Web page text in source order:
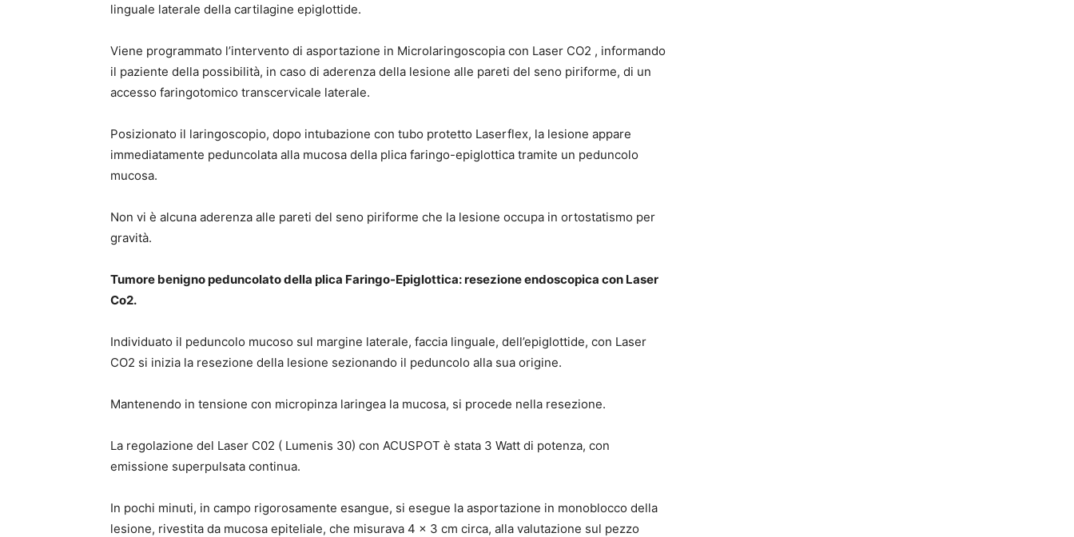
linguale laterale della cartilagine epiglottide.
Viene programmato l’intervento di asportazione in Microlaringoscopia con Laser CO2 , informando
il paziente della possibilità, in caso di aderenza della lesione alle pareti del seno piriforme, di un
accesso faringotomico transcervicale laterale.
Posizionato il laringoscopio, dopo intubazione con tubo protetto Laserflex, la lesione appare
immediatamente peduncolata alla mucosa della plica faringo-epiglottica tramite un peduncolo
mucosa.
Non vi è alcuna aderenza alle pareti del seno piriforme che la lesione occupa in ortostatismo per
gravità.
Tumore benigno peduncolato della plica Faringo-Epiglottica: resezione endoscopica con Laser
Co2.
Individuato il peduncolo mucoso sul margine laterale, faccia linguale, dell’epiglottide, con Laser
CO2 si inizia la resezione della lesione sezionando il peduncolo alla sua origine.
Mantenendo in tensione con micropinza laringea la mucosa, si procede nella resezione.
La regolazione del Laser C02 ( Lumenis 30) con ACUSPOT è stata 3 Watt di potenza, con
emissione superpulsata continua.
In pochi minuti, in campo rigorosamente esangue, si esegue la asportazione in monoblocco della
lesione, rivestita da mucosa epiteliale, che misurava 4 x 3 cm circa, alla valutazione sul pezzo